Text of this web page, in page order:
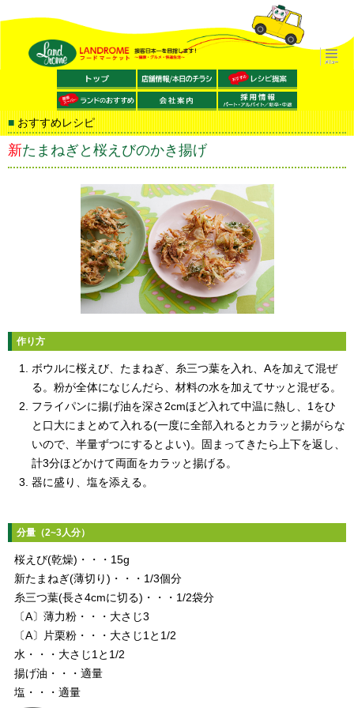
おすすめレシピ
新たまねぎと桜えびのかき揚げ
作り方
ボウルに桜えび、たまねぎ、糸三つ葉を入れ、Aを加えて混ぜ
る。粉が全体になじんだら、材料の水を加えてサッと混ぜる。
フライパンに揚げ油を深さ2cmほど入れて中温に熱し、1をひ
と口大にまとめて入れる(一度に全部入れるとカラッと揚がらな
いので、半量ずつにするとよい)。固まってきたら上下を返し、
計3分ほどかけて両面をカラッと揚げる。
器に盛り、塩を添える。
分量（2~3人分）
桜えび(乾燥)・・・15g
新たまねぎ(薄切り)・・・1/3個分
糸三つ葉(長さ4cmに切る)・・・1/2袋分
〔A〕薄力粉・・・大さじ3
〔A〕片栗粉・・・大さじ1と1/2
水・・・大さじ1と1/2
揚げ油・・・適量
塩・・・適量